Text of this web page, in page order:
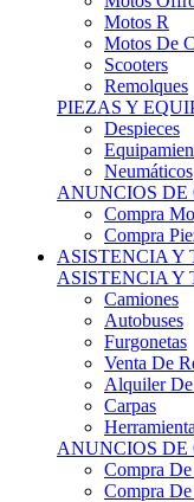
Motos R
Motos De
Scooters
Remolques
PIEZAS Y
Despieces
Neumáticos
ANUNCIOS DE
Compra
Compra
ASISTENCIA Y
ASISTENCIA Y
Camiones
Autobuses
Furgonetas
Venta De
Alquiler De
Carpas
ANUNCIOS DE
Compra
Compra